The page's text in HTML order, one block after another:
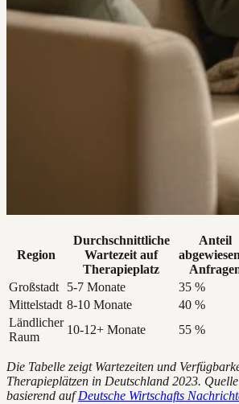
Region
Durchschnittliche
Wartezeit auf
Therapieplatz
Anteil
Großstadt
5-7 Monate 35 %
Mittelstadt 8-10 Monate 40 %
Ländlicher
Raum
10-12+ Monate 55 %
Die Tabelle zeigt Wartezeiten und
Therapieplätzen in Deutschland 2023.
basierend aufDeutsche Wirtschafts